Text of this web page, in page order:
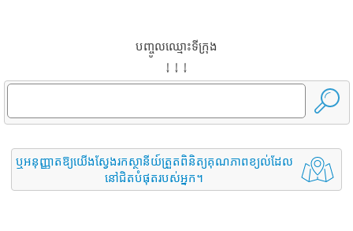
បញ្ចូលឈ្មោះទីក្រុង
↓ ↓ ↓
ឬអនុញ្ញាតឱ្យយើងស្វែងរកស្ថានីយ៍ត្រួតពិនិត្យគុណភាពខ្យល់ដែល
នៅជិតបំផុតរបស់អ្នក។